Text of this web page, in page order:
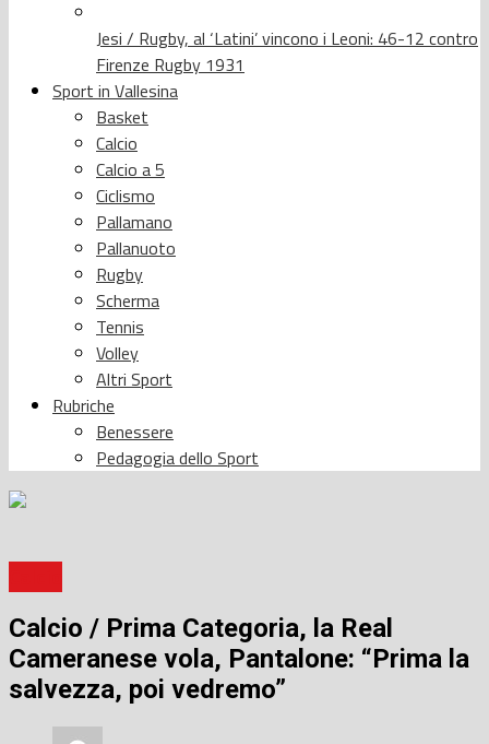
Jesi / Rugby, al ‘Latini’ vincono i Leoni: 46-12 contro
Firenze Rugby 1931
Sport in Vallesina
Basket
Calcio
Calcio a 5
Ciclismo
Pallamano
Pallanuoto
Rugby
Scherma
Tennis
Volley
Altri Sport
Rubriche
Benessere
Pedagogia dello Sport
Calcio / Prima Categoria, la Real
Cameranese vola, Pantalone: “Prima la
salvezza, poi vedremo”